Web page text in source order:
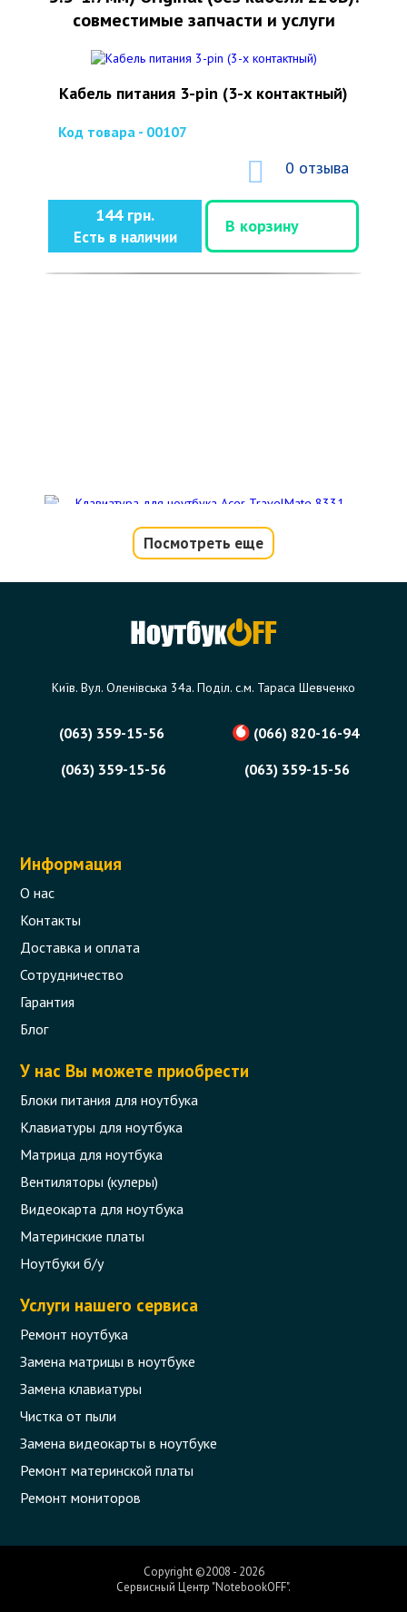
совместимые запчасти и услуги
Кабель питания 3-pin (3-х контактный)
Код товара - 00107
0 отзыва
144 грн.
Есть в наличии
В корзину
Клавиатура для ноутбука Acer
148 грн.
Кабель блока питания Acer 5.5*1.7mm
168 грн.
Есть в наличии
Петли (левая и правая) для ноутбука
Acer Aspire E1-731, E1-732, E1-771, E1-
Посмотреть еще
Київ. Вул. Оленівська 34а. Поділ. с.м. Тараса Шевченко
(063) 359-15-56
(066) 820-16-94
(063) 359-15-56
(063) 359-15-56
Информация
О нас
Контакты
Доставка и оплата
Сотрудничество
Гарантия
Блог
У нас Вы можете приобрести
Блоки питания для ноутбука
Клавиатуры для ноутбука
Матрица для ноутбука
Вентиляторы (кулеры)
Видеокарта для ноутбука
Материнские платы
Ноутбуки б/у
Услуги нашего сервиса
Ремонт ноутбука
Замена матрицы в ноутбуке
Замена клавиатуры
Чистка от пыли
Замена видеокарты в ноутбуке
Ремонт материнской платы
Ремонт мониторов
Copyright ©2008 - 2026
Сервисный Центр "NotebookOFF".